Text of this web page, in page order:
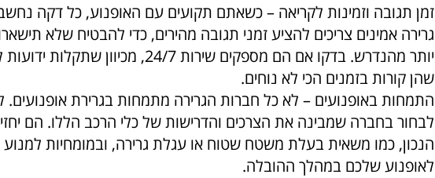
זמן תגובה וזמינות לקריאה – כשאתם תקועים עם האופנוע, כל דקה
גרירה אמינים צריכים להציע זמני תגובה מהירים, כדי להבטיח שלא
יותר מהנדרש. בדקו אם הם מספקים שירות 24/7,
שהן קורות בזמנים הכי לא נוחים.
התמחות באופנועים – לא כל חברות הגרירה מתמחות בגרירת אופנועים.
לבחור בחברה שמבינה את הצרכים והדרישות של כלי הרכב הללו. הם
הנכון, כמו משאית בעלת משטח שטוח או עגלת גרירה, ובמומחיות למנוע
לאופנוע שלכם במהלך ההובלה.